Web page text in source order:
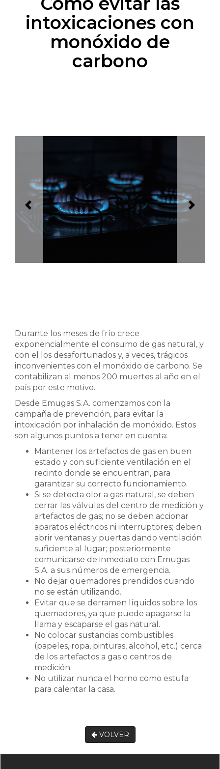
intoxicaciones con
monóxido de
carbono
Durante los meses de frío crece
exponencialmente el consumo de gas natural, y
con el los desafortunados y, a veces, trágicos
inconvenientes con el monóxido de carbono. Se
contabilizan al menos 200 muertes al año en el
país por este motivo.
Desde Emugas S.A. comenzamos con la
campaña de prevención, para evitar la
intoxicación por inhalación de monóxido. Estos
son algunos puntos a tener en cuenta:
Mantener los artefactos de gas en buen
estado y con suficiente ventilación en el
recinto donde se encuentran, para
garantizar su correcto funcionamiento.
Si se detecta olor a gas natural, se deben
cerrar las válvulas del centro de medición y
artefactos de gas; no se deben accionar
aparatos eléctricos ni interruptores; deben
abrir ventanas y puertas dando ventilación
suficiente al lugar; posteriormente
comunicarse de inmediato con Emugas
S.A. a sus números de emergencia.
No dejar quemadores prendidos cuando
no se están utilizando.
Evitar que se derramen líquidos sobre los
quemadores, ya que puede apagarse la
llama y escaparse el gas natural.
No colocar sustancias combustibles
(papeles, ropa, pinturas, alcohol, etc.) cerca
de los artefactos a gas o centros de
medición.
No utilizar nunca el horno como estufa
para calentar la casa.
VOLVER